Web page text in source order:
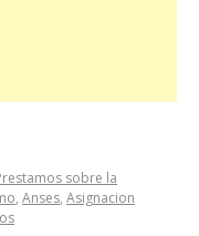
sobre la
, Anses, Asignacion